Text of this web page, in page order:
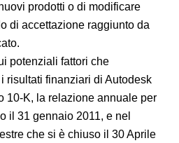
prodotti o di modificare
di accettazione raggiunto da
potenziali fattori che
risultati finanziari di Autodesk
10-K, la relazione annuale per
il 31 gennaio 2011, e nel
che si è chiuso il 30 Aprile